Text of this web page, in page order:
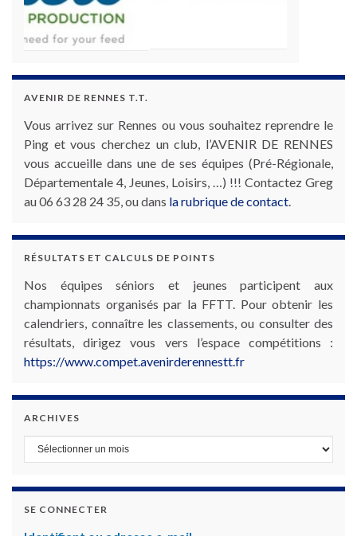
AVENIR DE RENNES T.T.
Vous arrivez sur Rennes ou vous souhaitez reprendre le
Ping et vous cherchez un club, l’AVENIR DE RENNES
vous accueille dans une de ses équipes (Pré-Régionale,
Départementale 4, Jeunes, Loisirs, …) !!! Contactez Greg
au 06 63 28 24 35, ou dans la rubrique de contact.
RÉSULTATS ET CALCULS DE POINTS
Nos équipes séniors et jeunes participent aux
championnats organisés par la FFTT. Pour obtenir les
calendriers, connaître les classements, ou consulter des
résultats, dirigez vous vers l’espace compétitions :
https://www.compet.avenirderennestt.fr
ARCHIVES
Archives
SE CONNECTER